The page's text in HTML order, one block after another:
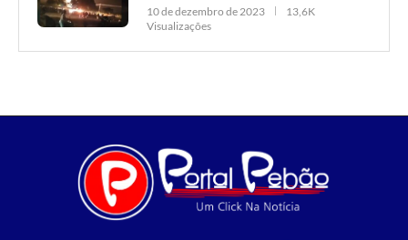
10 de dezembro de 2023
13,6K
Visualizações